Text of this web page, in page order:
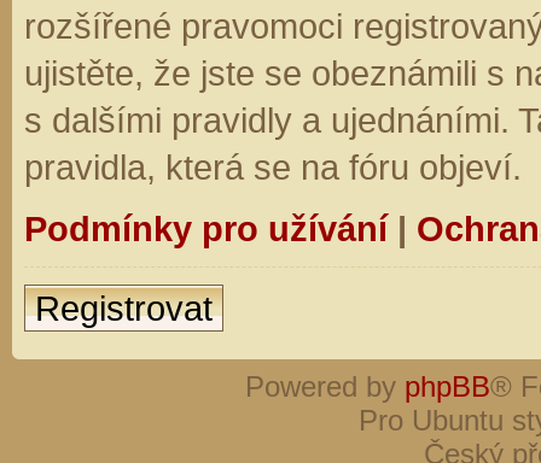
rozšířené pravomoci
ujistěte, že jste se obeznámili s
s dalšími pravidly a ujednáními.
pravidla, která se na fóru objeví.
Podmínky pro užívání|
Registrovat
Powered by phpBB®
Pro Ubuntu
Český